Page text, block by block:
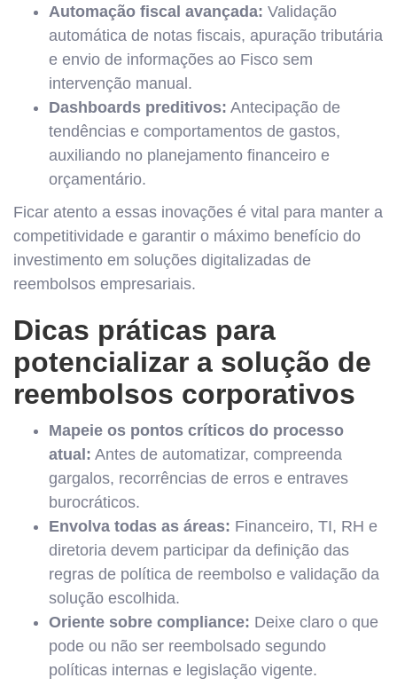
Automação fiscal avançada: Validação
automática de notas fiscais, apuração tributária
e envio de informações ao Fisco sem
intervenção manual.
Dashboards preditivos: Antecipação de
tendências e comportamentos de gastos,
auxiliando no planejamento financeiro e
orçamentário.
Ficar atento a essas inovações é vital para manter a
competitividade e garantir o máximo benefício do
investimento em soluções digitalizadas de
reembolsos empresariais.
Dicas práticas para
potencializar a solução de
reembolsos corporativos
Mapeie os pontos críticos do processo
atual: Antes de automatizar, compreenda
gargalos, recorrências de erros e entraves
burocráticos.
Envolva todas as áreas: Financeiro, TI, RH e
diretoria devem participar da definição das
regras de política de reembolso e validação da
solução escolhida.
Oriente sobre compliance: Deixe claro o que
pode ou não ser reembolsado segundo
políticas internas e legislação vigente.